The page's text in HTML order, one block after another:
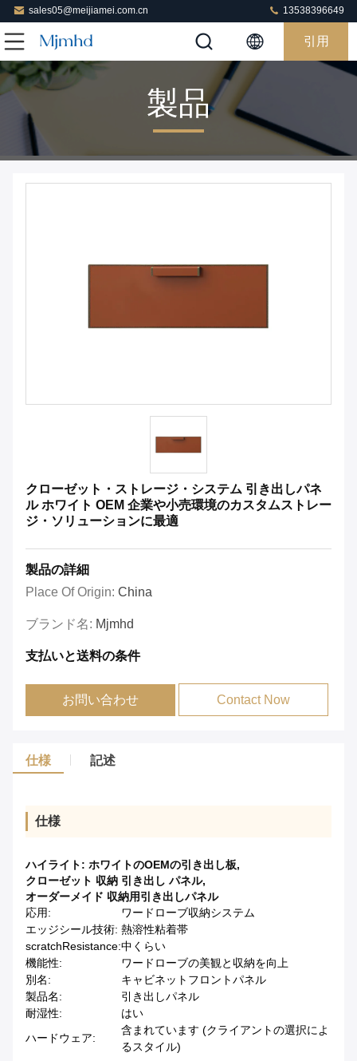
sales05@meijiamei.com.cn 13538396649
引用
製品
クローゼット・ストレージ・システム 引き出しパネ
ル ホワイト OEM 企業や小売環境のカスタムストレー
ジ・ソリューションに最適
製品の詳細
Place Of Origin: China
ブランド名: Mjmhd
支払いと送料の条件
お問い合わせ Contact Now
仕様 記述
仕様
ハイライト: ホワイトのOEMの引き出し板,
クローゼット 収納 引き出し パネル,
オーダーメイド 収納用引き出しパネル
応用:
ワードローブ収納システム
エッジシール技術: 熱溶性粘着帯
scratchResistance:中くらい
機能性:
ワードローブの美観と収納を向上
別名:
キャビネットフロントパネル
製品名:
引き出しパネル
耐湿性:
はい
ハードウェア:
含まれています (クライアントの選択によ
るスタイル)